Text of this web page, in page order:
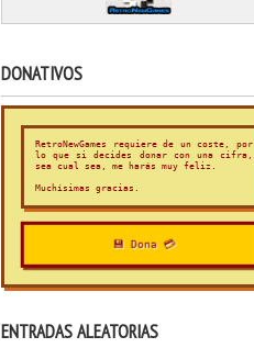
DONATIVOS
RetroNewGames requiere de un coste, por
lo que si decides donar con una cifra,
sea cual sea, me harás muy feliz.
Muchísimas gracias.
💾 Dona 💳
ENTRADAS ALEATORIAS